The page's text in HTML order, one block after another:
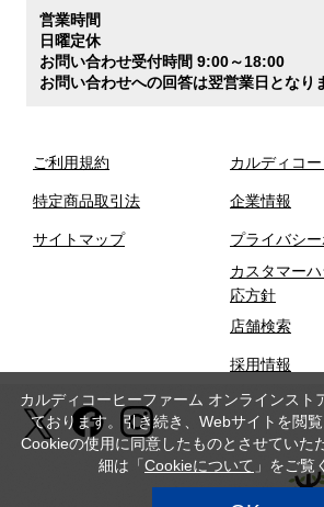
営業時間
日曜定休
お問い合わせ受付時間 9:00～18:00
お問い合わせへの回答は翌営業日となり
ご利用規約
特定商品取引法
サイトマップ
カルディコ
企業情報
プライバシ
カスタマー
応方針
店舗検索
採用情報
カルディコーヒーファーム オンラインスト
ております。引き続き、Webサイトを閲覧
Cookieの使用に同意したものとさせていた
細は「Cookieについて 」をご覧